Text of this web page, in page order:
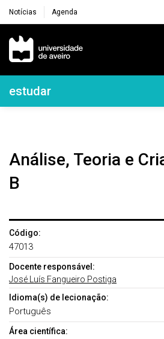
Notícias Agenda
Navegação Principal
Navegação Lateral
estudar
Análise, Teoria e Criação Musical
B
Código:
47013
Docente responsável:
José Luís Fangueiro Postiga
Idioma(s) de lecionação:
Português
Área científica: